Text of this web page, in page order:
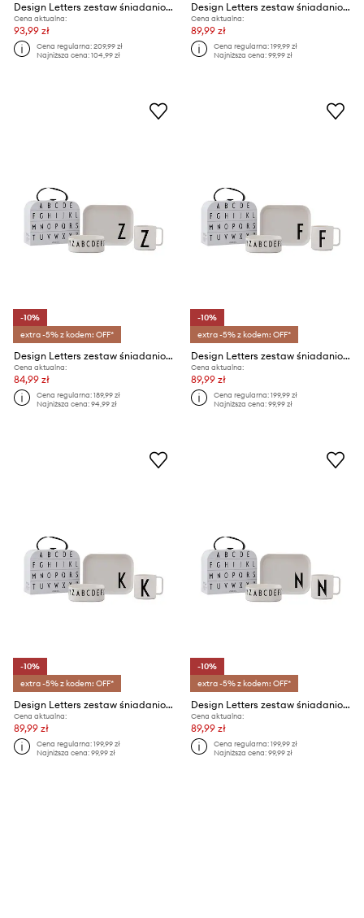
Design Letters zestaw śniadaniowy dla dzieci Classics in a suitcase O 4-pack
Cena aktualna:
93,99 zł
Cena regularna:209,99 zł
Najniższa cena:104,99 zł
Design Letters zestaw śniadaniowy dla dzieci Classics in a suitcase L 4-pack
Cena aktualna:
89,99 zł
Cena regularna:199,99 zł
Najniższa cena:99,99 zł
-10%
extra -5% z kodem: OFF*
Design Letters zestaw śniadaniowy dla dzieci Classics in a suitcase Z 4-pack
Cena aktualna:
84,99 zł
Cena regularna:189,99 zł
Najniższa cena:94,99 zł
-10%
extra -5% z kodem: OFF*
Design Letters zestaw śniadaniowy dla dzieci Classics in a suitcase F 4-pack
Cena aktualna:
89,99 zł
Cena regularna:199,99 zł
Najniższa cena:99,99 zł
-10%
extra -5% z kodem: OFF*
Design Letters zestaw śniadaniowy dla dzieci Classics in a suitcase K 4-pack
Cena aktualna:
89,99 zł
Cena regularna:199,99 zł
Najniższa cena:99,99 zł
-10%
extra -5% z kodem: OFF*
Design Letters zestaw śniadaniowy dla dzieci Classics in a suitcase N 4-pack
Cena aktualna:
89,99 zł
Cena regularna:199,99 zł
Najniższa cena:99,99 zł